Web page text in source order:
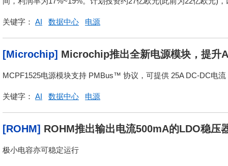
关键字： AI 数据中心 电源
[Microchip] Microchip推出全新电源模块，提升
MCPF1525电源模块支持 PMBus™ 协议，可提供 25A DC-DC电
关键字： AI 数据中心 电源
[ROHM] ROHM推出输出电流500mA的LDO稳压
极小电容亦可稳定运行